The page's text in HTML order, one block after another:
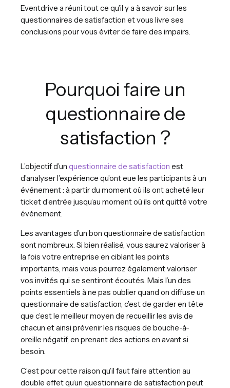
Eventdrive a réuni tout ce qu’il y a à savoir sur les
questionnaires de satisfaction et vous livre ses
conclusions pour vous éviter de faire des impairs.
Pourquoi faire un
questionnaire de
satisfaction ?
L’objectif d’un questionnaire de satisfaction est
d’analyser l’expérience qu’ont eue les participants à un
événement : à partir du moment où ils ont acheté leur
ticket d’entrée jusqu’au moment où ils ont quitté votre
événement.
Les avantages d’un bon questionnaire de satisfaction
sont nombreux. Si bien réalisé, vous saurez valoriser à
la fois votre entreprise en ciblant les points
importants, mais vous pourrez également valoriser
vos invités qui se sentiront écoutés. Mais l’un des
points essentiels à ne pas oublier quand on diffuse un
questionnaire de satisfaction, c’est de garder en tête
que c’est le meilleur moyen de recueillir les avis de
chacun et ainsi prévenir les risques de bouche-à-
oreille négatif, en prenant des actions en avant si
besoin.
C’est pour cette raison qu’il faut faire attention au
double effet qu’un questionnaire de satisfaction peut